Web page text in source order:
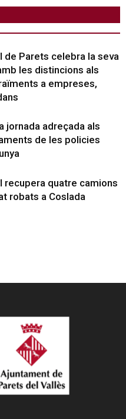
de Parets celebra la seva
les distincions als
a empreses,
jornada adreçada als
de les policies
recupera quatre camions
robats a Coslada